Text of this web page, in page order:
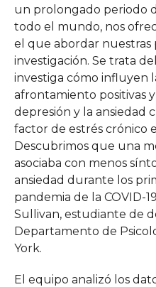
un prolongado periodo
todo el mundo, nos
el que abordar nuestras
investigación. Se trata
investiga cómo influyen
afrontamiento positivas
depresión y la ansiedad
factor de estrés crónico
Descubrimos que una
asociaba con menos
ansiedad durante los
pandemia de la COVID-
Sullivan, estudiante de
Departamento de
York.
El equipo analizó los